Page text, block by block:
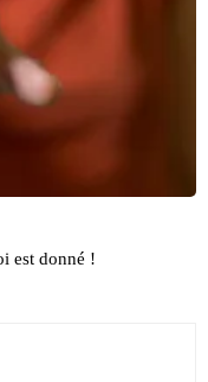
est donné !